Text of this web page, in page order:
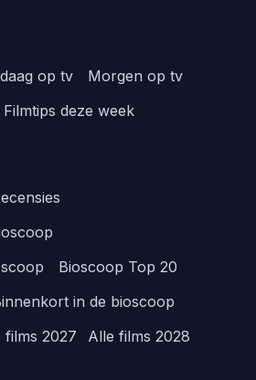
op tv
Morgen op tv
Filmtips deze week
Bioscoop Top 20
in de bioscoop
films 2027 Alle films 2028